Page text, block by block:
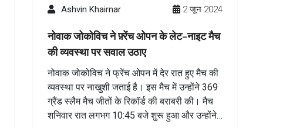
Ashvin Khairnar 2 जून 2024
नोवाक जोकोविच ने फ़्रेंच ओपन के लेट-नाइट मैच
की व्यवस्था पर सवाल उठाए
नोवाक जोकोविच ने फ्रेंच ओपन में देर रात हुए मैच की
व्यवस्था पर नाखुशी जताई है। इस मैच में उन्होंने 369
ग्रैंड स्लैम मैच जीतों के रिकॉर्ड की बराबरी की। मैच
शनिवार रात लगभग 10:45 बजे शुरू हुआ और उन्होंने